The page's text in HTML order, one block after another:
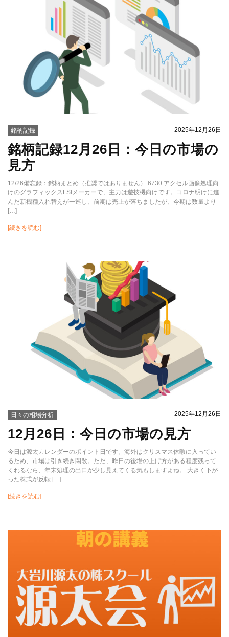
銘柄記録 2025年12月26日
銘柄記録12月26日：今日の市場の
見方
12/26備忘録：銘柄まとめ（推奨ではありません） 6730 アクセル画像処理向
けのグラフィックスLSIメーカーで、主力は遊技機向けです。コロナ明けに進
んだ新機種入れ替えが一巡し、前期は売上が落ちましたが、今期は数量より
[…]
[続きを読む]
日々の相場分析 2025年12月26日
12月26日：今日の市場の見方
今日は源太カレンダーのポイント日です。海外はクリスマス休暇に入ってい
るため、市場は引き続き閑散。ただ、昨日の後場の上げ方がある程度残って
くれるなら、年末処理の出口が少し見えてくる気もしますよね。 大きく下が
った株式が反転 […]
[続きを読む]